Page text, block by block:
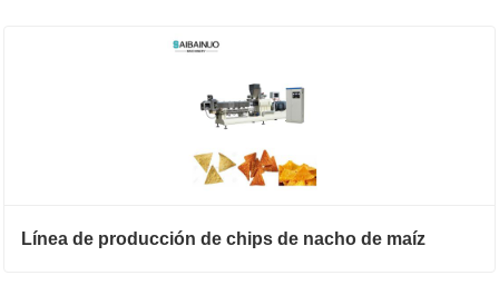
Línea de producción de chips de nacho de maíz